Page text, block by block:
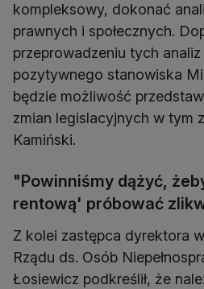
kompleksowy, dokonać
prawnych i społecznych.
przeprowadzeniu tych
pozytywnego stanowiska
będzie możliwość
zmian legislacyjnych w tym
Kamiński.
"Powinniśmy dążyć,
rentową' próbować
Z kolei zastępca dyrektora
Rządu ds. Osób
Łosiewicz podkreślił, że